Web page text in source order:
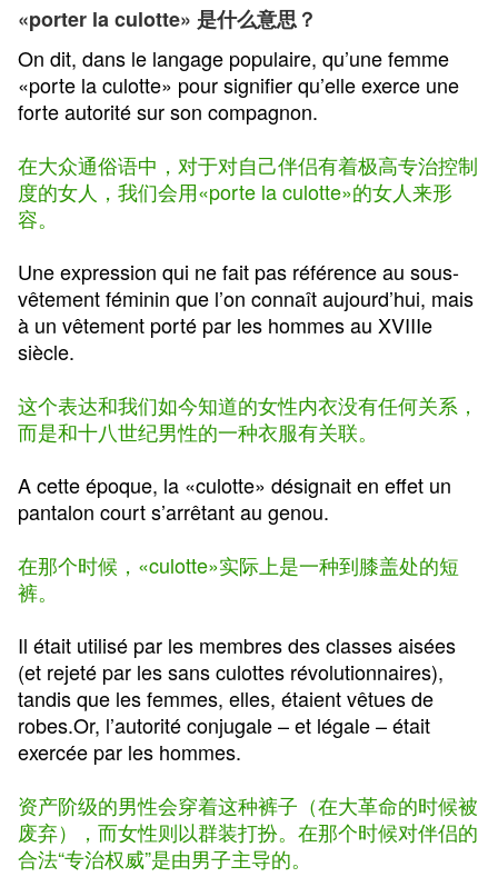
«porter la culotte» 是什么意思？
On dit, dans le langage populaire, qu’une femme
«porte la culotte» pour signifier qu’elle exerce une
forte autorité sur son compagnon.
在大众通俗语中，对于对自己伴侣有着极高专治控制
度的女人，我们会用«porte la culotte»的女人来形
容。
Une expression qui ne fait pas référence au sous-
vêtement féminin que l’on connaît aujourd’hui, mais
à un vêtement porté par les hommes au XVIIIe
siècle.
这个表达和我们如今知道的女性内衣没有任何关系，
而是和十八世纪男性的一种衣服有关联。
A cette époque, la «culotte» désignait en effet un
pantalon court s’arrêtant au genou.
在那个时候，«culotte»实际上是一种到膝盖处的短
裤。
Il était utilisé par les membres des classes aisées
(et rejeté par les sans culottes révolutionnaires),
tandis que les femmes, elles, étaient vêtues de
robes.Or, l’autorité conjugale – et légale – était
exercée par les hommes.
资产阶级的男性会穿着这种裤子（在大革命的时候被
废弃），而女性则以群装打扮。在那个时候对伴侣的
合法“专治权威”是由男子主导的。